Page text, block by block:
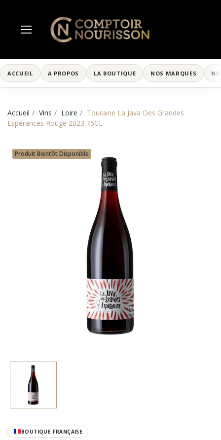
ACCUEIL A PROPOS LA BOUTIQUE NOS MARQUES
Accueil Vins Loire
Touraine La Java Des Grandes
Espérances Rouge 2023 75CL
Produit Bientôt Disponible
BOUTIQUE FRANÇAISE